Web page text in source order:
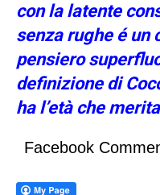
con la latente
senza rughe é un
pensiero
definizione di
ha l’età che
Facebook